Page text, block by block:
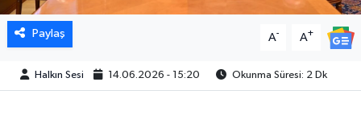
Paylaş A- A+
Halkın Sesi 14.06.2026 - 15:20 Okunma Süresi: 2 Dk